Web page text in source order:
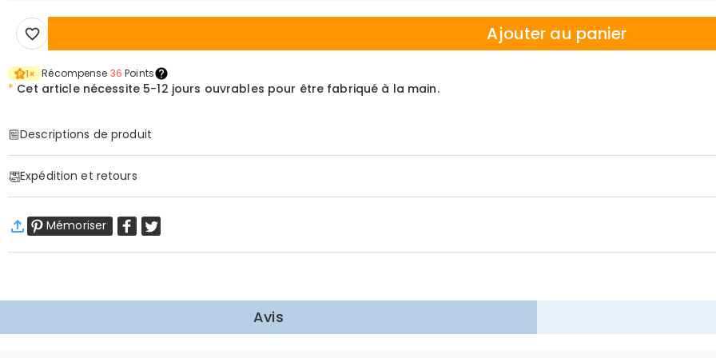
Ajouter au panier
1× Récompense 36 Points
* Cet article nécessite 5-12 jours ouvrables pour être fabriqué à la main.
Descriptions de produit
Expédition et retours
Livraison standard:9-18Jours ouvrables
En savoir plus
Mémoriser
Avis